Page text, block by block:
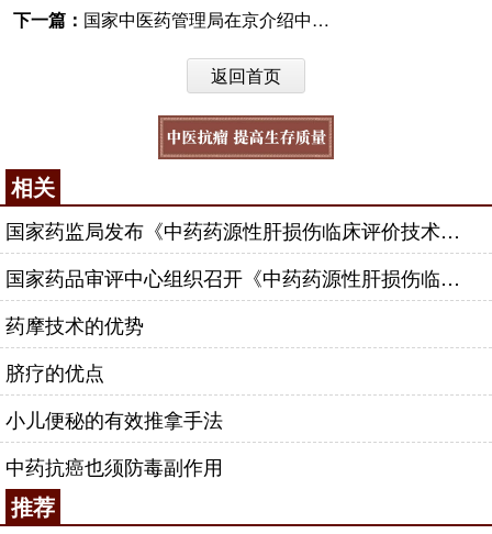
下一篇： 国家中医药管理局在京介绍中医药特色诊疗技术
返回首页
相关
国家药监局发布《中药药源性肝损伤临床评价技术指导原则》
国家药品审评中心组织召开《中药药源性肝损伤临床评价指导原则（草案）》专家审议会
药摩技术的优势
脐疗的优点
小儿便秘的有效推拿手法
中药抗癌也须防毒副作用
推荐